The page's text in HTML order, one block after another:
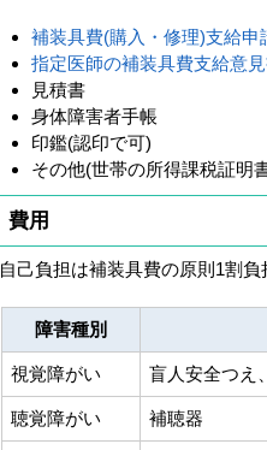
補装具費(購入・修理)支給申
指定医師の補装具費支給意
見積書
身体障害者手帳
印鑑(認印で可)
その他(世帯の所得課税証明
費用
自己負担は補装具費の原則1割
障害種別
視覚障がい 盲人安全つえ
聴覚障がい 補聴器